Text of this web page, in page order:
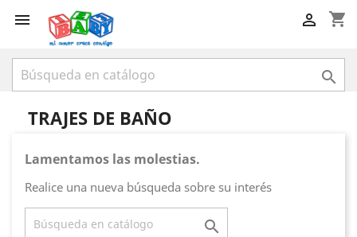
 shopping_cart


TRAJES DE BAÑO
Lamentamos las molestias.
Realice una nueva búsqueda sobre su interés
